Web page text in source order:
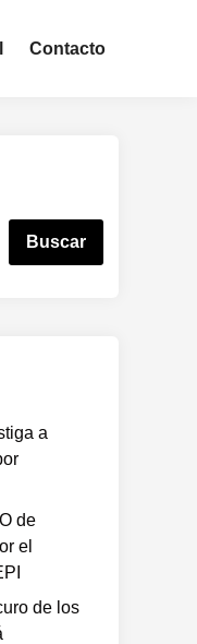
Contacto
Buscar
a
de
el
de los